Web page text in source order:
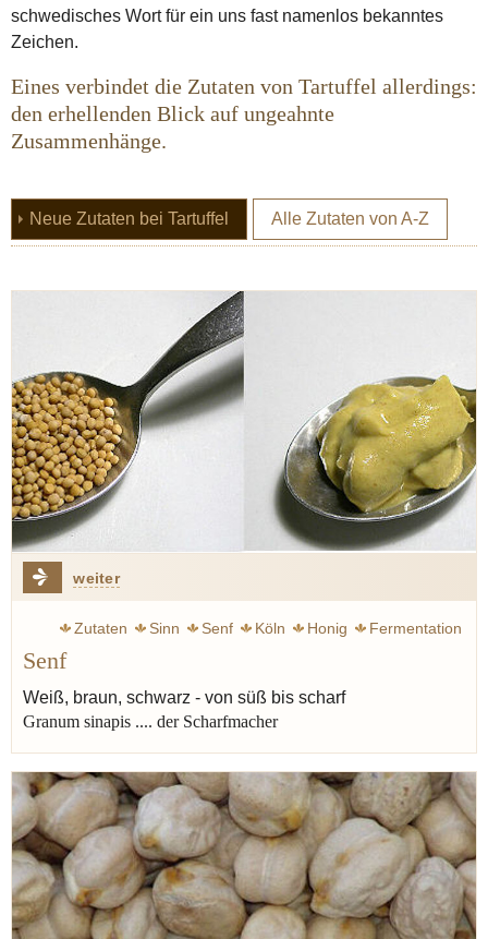
schwedisches Wort für ein uns fast namenlos bekanntes
Zeichen.
Eines verbindet die Zutaten von Tartuffel allerdings:
den erhellenden Blick auf ungeahnte
Zusammenhänge.
Neue Zutaten bei Tartuffel (current)Alle Zutaten von A-Z
weiter
Zutaten Sinn Senf Köln Honig
Fermentation
Senf
Weiß, braun, schwarz - von süß bis scharf
Granum sinapis .... der Scharfmacher